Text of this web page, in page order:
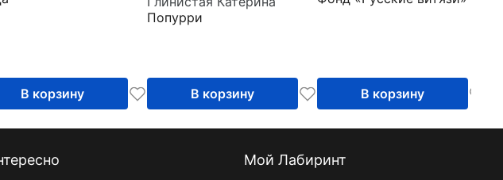
В корзину
Попурри
В корзину В корзину
Мой Лабиринт